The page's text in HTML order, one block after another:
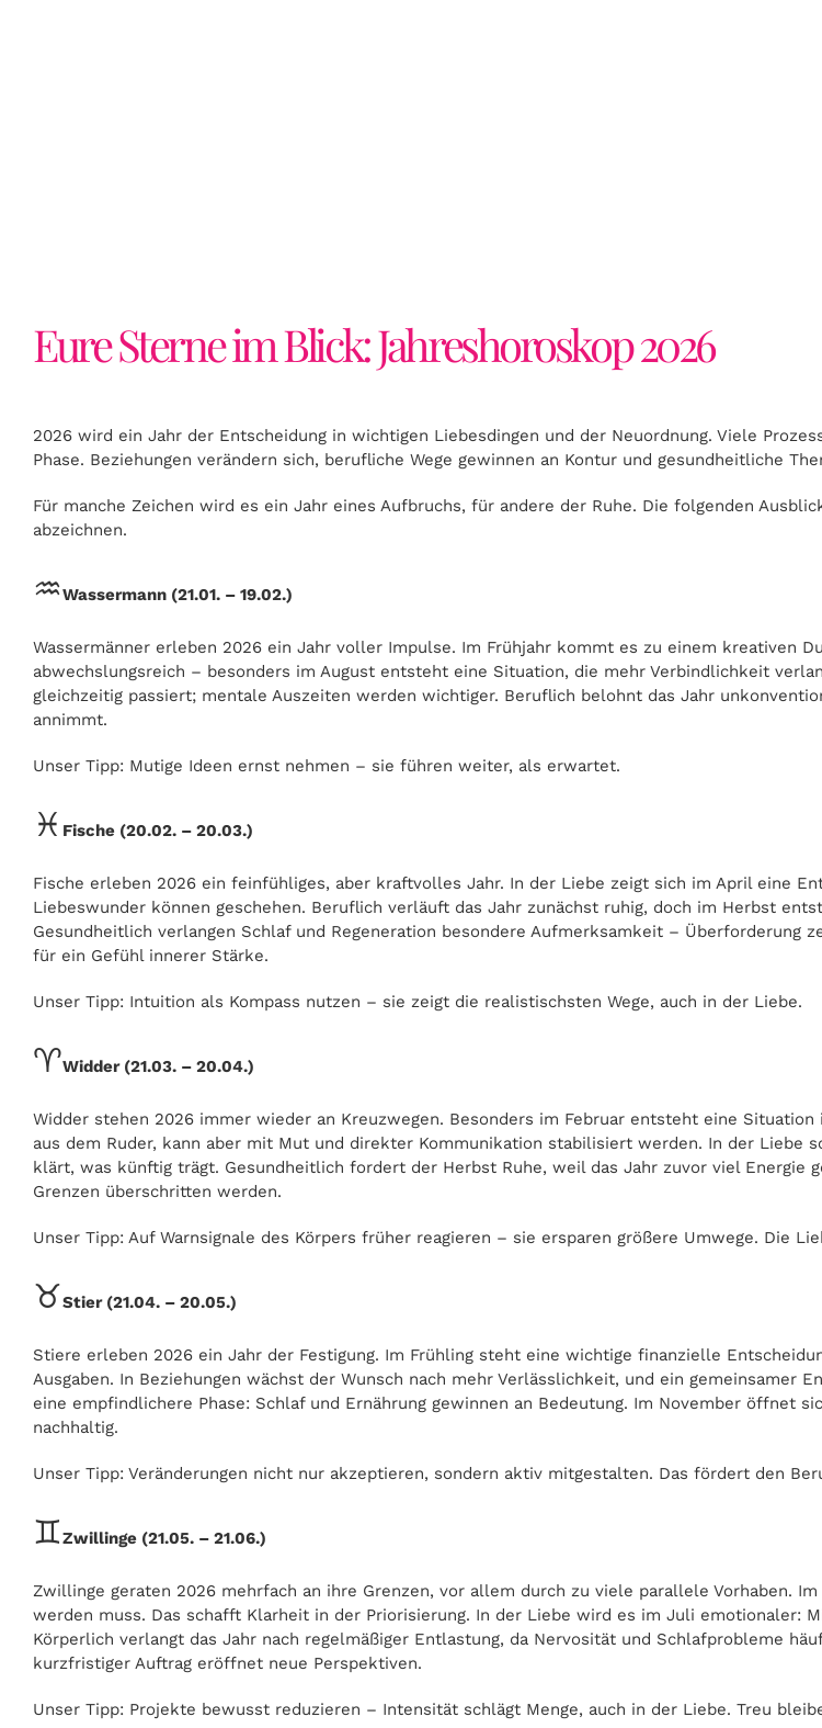
Eure Sterne im Blick: Jahreshoroskop 2026
2026 wird ein Jahr der Entscheidung in wichtigen Liebesdingen und der Neuordnung. Viele
Phase. Beziehungen verändern sich, berufliche Wege gewinnen an Kontur und gesundheitliche
Für manche Zeichen wird es ein Jahr eines Aufbruchs, für andere der Ruhe. Die folgenden
abzeichnen.
♒Wassermann (21.01. – 19.02.)
Wassermänner erleben 2026 ein Jahr voller Impulse. Im Frühjahr kommt es zu einem kreativen
abwechslungsreich – besonders im August entsteht eine Situation, die mehr Verbindlichkeit
gleichzeitig passiert; mentale Auszeiten werden wichtiger. Beruflich belohnt das Jahr
annimmt.
Unser Tipp: Mutige Ideen ernst nehmen – sie führen weiter, als erwartet.
♓ Fische (20.02. – 20.03.)
Fische erleben 2026 ein feinfühliges, aber kraftvolles Jahr. In der Liebe zeigt sich im April eine
Liebeswunder können geschehen. Beruflich verläuft das Jahr zunächst ruhig, doch im Herbst
Gesundheitlich verlangen Schlaf und Regeneration besondere Aufmerksamkeit –
für ein Gefühl innerer Stärke.
Unser Tipp: Intuition als Kompass nutzen – sie zeigt die realistischsten Wege, auch in der Liebe.
♈Widder (21.03. – 20.04.)
Widder stehen 2026 immer wieder an Kreuzwegen. Besonders im Februar entsteht eine
aus dem Ruder, kann aber mit Mut und direkter Kommunikation stabilisiert werden. In der Liebe
klärt, was künftig trägt. Gesundheitlich fordert der Herbst Ruhe, weil das Jahr zuvor viel Energie
Grenzen überschritten werden.
Unser Tipp: Auf Warnsignale des Körpers früher reagieren – sie ersparen größere Umwege. Die
♉Stier (21.04. – 20.05.)
Stiere erleben 2026 ein Jahr der Festigung. Im Frühling steht eine wichtige finanzielle
Ausgaben. In Beziehungen wächst der Wunsch nach mehr Verlässlichkeit, und ein
eine empfindlichere Phase: Schlaf und Ernährung gewinnen an Bedeutung. Im November öffnet
nachhaltig.
Unser Tipp: Veränderungen nicht nur akzeptieren, sondern aktiv mitgestalten. Das fördert den
♊Zwillinge (21.05. – 21.06.)
Zwillinge geraten 2026 mehrfach an ihre Grenzen, vor allem durch zu viele parallele Vorhaben.
werden muss. Das schafft Klarheit in der Priorisierung. In der Liebe wird es im Juli emotionaler:
Körperlich verlangt das Jahr nach regelmäßiger Entlastung, da Nervosität und Schlafprobleme
kurzfristiger Auftrag eröffnet neue Perspektiven.
Unser Tipp: Projekte bewusst reduzieren – Intensität schlägt Menge, auch in der Liebe. Treu